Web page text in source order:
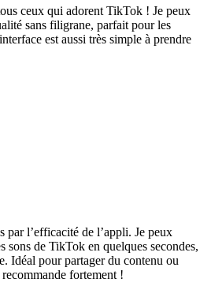
ceux qui adorent TikTok ! Je peux
sans filigrane, parfait pour les
est aussi très simple à prendre
par l’efficacité de l’appli. Je peux
sons de TikTok en quelques secondes,
Idéal pour partager du contenu ou
fortement !